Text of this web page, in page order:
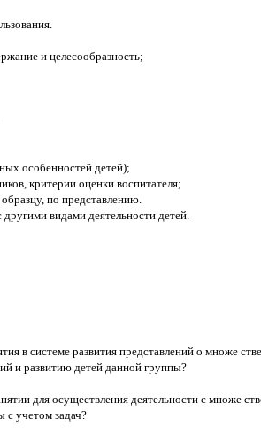
и целесообразность;
особенностей детей);
критерии оценки воспитателя;
по представлению.
видами деятельности детей.
в системе развития представлений о множе
и развитию детей данной группы?
для осуществления деятельности с множе
с учетом задач?